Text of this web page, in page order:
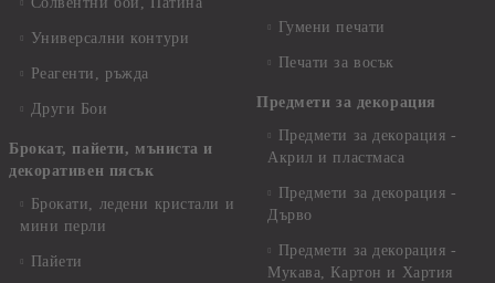
Универсални контури
Реагенти, ръжда
Други Бои
Брокат, пайети, мъниста и
декоративен пясък
Брокати, ледени кристали и
мини перли
Пайети
Гумени печати
Печати за восък
Предмети за декорация
Предмети за декорация -
Акрил и пластмаса
Предмети за декорация -
Дърво
Предмети за декорация -
Мукава, Картон и Хартия